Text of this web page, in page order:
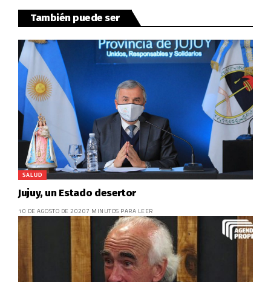
También puede ser
SALUD
Jujuy, un Estado desertor
10 DE AGOSTO DE 20207 MINUTOS PARA LEER